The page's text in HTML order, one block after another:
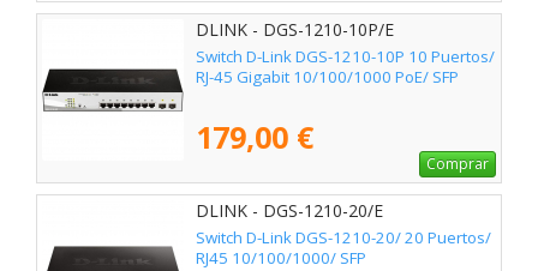
DLINK - DGS-1210-10P/E
Switch D-Link DGS-1210-10P 10 Puertos/
RJ-45 Gigabit 10/100/1000 PoE/ SFP
179,00 €
Comprar
DLINK - DGS-1210-20/E
Switch D-Link DGS-1210-20/ 20 Puertos/
RJ45 10/100/1000/ SFP